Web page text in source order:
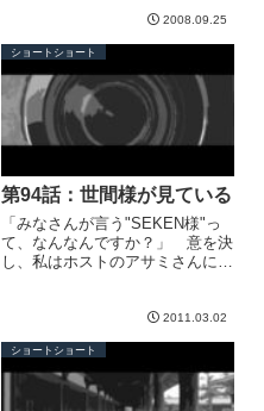
た。「いやだわ、そんな言い方さ
れては」 きょう、結婚したばか
りの若い妻ヒトミも、グラスを手
に取り乾杯する。 海辺に佇む
広...
2008.09.25
ショートショート
第94話：世間様が見ている
「みなさんが言う"SEKEN様"っ
て、なんなんですか？」 意を決
し、私はホストのアサミさんに尋
を学びたい。「あぁ、世間様ね。
うーん、ローズちゃんには難しい
かしら」 小首をかしげるア...
2011.03.02
ショートショート